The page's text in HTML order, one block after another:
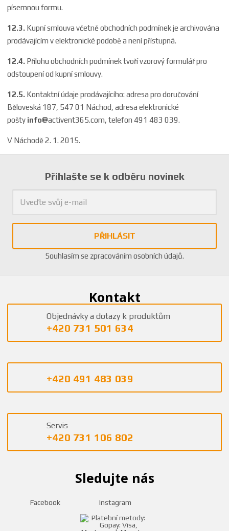
písemnou formu.
12.3. Kupní smlouva včetně obchodních podmínek je archivována
prodávajícím v elektronické podobě a není přístupná.
12.4. Přílohu obchodních podmínek tvoří vzorový formulář pro
odstoupení od kupní smlouvy.
12.5. Kontaktní údaje prodávajícího: adresa pro doručování
Běloveská 187, 547 01 Náchod, adresa elektronické
pošty info@activent365.com, telefon 491 483 039.
V Náchodě 2. 1. 2015.
Přihlašte se k odběru novinek
PŘIHLÁSIT
Souhlasím se zpracováním osobních údajů.
Kontakt
Objednávky a dotazy k produktům
+420 731 501 634
+420 491 483 039
Servis
+420 731 106 802
Sledujte nás
Facebook Instagram